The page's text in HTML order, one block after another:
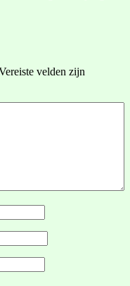
velden zijn